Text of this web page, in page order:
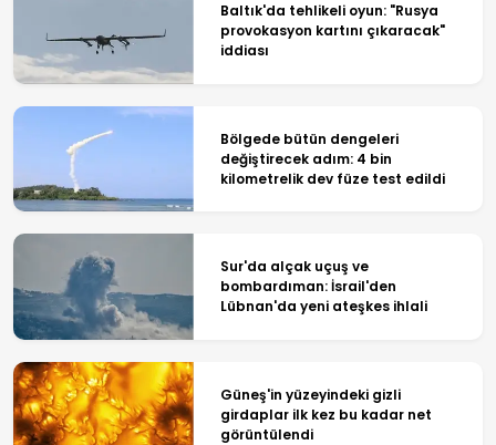
Baltık'da tehlikeli oyun: "Rusya
provokasyon kartını çıkaracak"
iddiası
Bölgede bütün dengeleri
değiştirecek adım: 4 bin
kilometrelik dev füze test edildi
Sur'da alçak uçuş ve
bombardıman: İsrail'den
Lübnan'da yeni ateşkes ihlali
Güneş'in yüzeyindeki gizli
girdaplar ilk kez bu kadar net
görüntülendi